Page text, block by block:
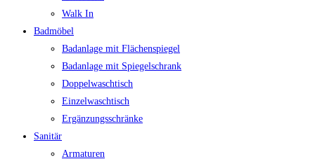
Walk In
Badmöbel
Badanlage mit Flächenspiegel
Badanlage mit Spiegelschrank
Doppelwaschtisch
Einzelwaschtisch
Ergänzungsschränke
Sanitär
Armaturen